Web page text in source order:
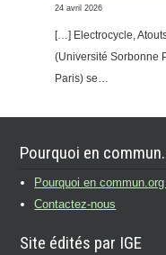
24 avril 2026
[…] Electrocycle,
(Université Sorbonne
Paris) se…
Pourquoi en
Pourquoi en
Contactez-nous
Site édités par IGE